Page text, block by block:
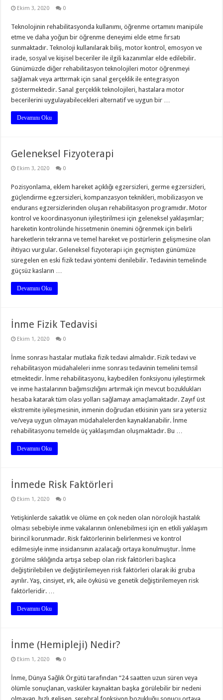
Ekim 3, 2020 0
Teknolojinin rehabilitasyonda kullanımı, öğrenme ortamını manipüle
etme ve daha yoğun bir öğrenme deneyimi elde etme fırsatı
sunmaktadır. Teknoloji kullanılarak biliş, motor kontrol, emosyon ve
irade, sosyal ve kişisel beceriler ile ilgili kazanımlar elde edilebilir.
Günümüzde diğer rehabilitasyon teknolojileri motor öğrenmeyi
sağlamak veya arttırmak için sanal gerçeklik ile entegrasyon
göstermektedir. Sanal gerçeklik teknolojileri, hastalara motor
becerilerini uygulayabilecekleri alternatif ve uygun bir …
Devamını Oku
Geleneksel Fizyoterapi
Ekim 3, 2020 0
Pozisyonlama, eklem hareket açıklığı egzersizleri, germe egzersizleri,
güçlendirme egzersizleri, kompanzasyon teknikleri, mobilizasyon ve
endurans egzersizlerinden oluşan rehabilitasyon programıdır. Motor
kontrol ve koordinasyonun iyileştirilmesi için geleneksel yaklaşımlar;
hareketin kontrolünde hissetmenin önemini öğrenmek için belirli
hareketlerin tekrarına ve temel hareket ve postürlerin gelişmesine olan
ihtiyacı vurgular. Geleneksel fizyoterapi için geçmişten günümüze
süregelen en eski fizik tedavi yöntemi denilebilir. Tedavinin temelinde
güçsüz kasların …
Devamını Oku
İnme Fizik Tedavisi
Ekim 1, 2020 0
İnme sonrası hastalar mutlaka fizik tedavi almalıdır. Fizik tedavi ve
rehabilitasyon müdahaleleri inme sonrası tedavinin temelini temsil
etmektedir. İnme rehabilitasyonu, kaybedilen fonksiyonu iyileştirmek
ve inme hastalarının bağımsızlığını artırmak için mevcut bozuklukları
hesaba katarak tüm olası yolları sağlamayı amaçlamaktadır. Zayıf üst
ekstremite iyileşmesinin, inmenin doğrudan etkisinin yanı sıra yetersiz
ve/veya uygun olmayan müdahalelerden kaynaklanabilir. İnme
rehabilitasyonu temelde üç yaklaşımdan oluşmaktadır. Bu …
Devamını Oku
İnmede Risk Faktörleri
Ekim 1, 2020 0
Yetişkinlerde sakatlık ve ölüme en çok neden olan nörolojik hastalık
olması sebebiyle inme vakalarının önlenebilmesi için en etkili yaklaşım
birincil korunmadır. Risk faktörlerinin belirlenmesi ve kontrol
edilmesiyle inme insidansının azalacağı ortaya konulmuştur. İnme
görülme sıklığında artışa sebep olan risk faktörleri başlıca
değiştirilebilen ve değiştirilemeyen risk faktörleri olarak iki gruba
ayrılır. Yaş, cinsiyet, ırk, aile öyküsü ve genetik değiştirilemeyen risk
faktörleridir. …
Devamını Oku
İnme (Hemipleji) Nedir?
Ekim 1, 2020 0
İnme, Dünya Sağlık Örgütü tarafından “24 saatten uzun süren veya
ölümle sonuçlanan, vasküler kaynaktan başka görülebilir bir nedeni